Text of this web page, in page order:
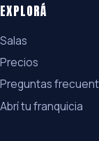
EXPLORÁ
Salas
Precios
Preguntas
Abrí tu franquicia